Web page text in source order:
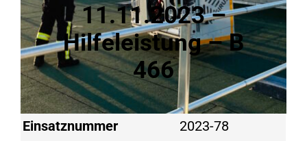
11.11.2023 –
Hilfeleistung – B
466
Einsatznummer 2023-78